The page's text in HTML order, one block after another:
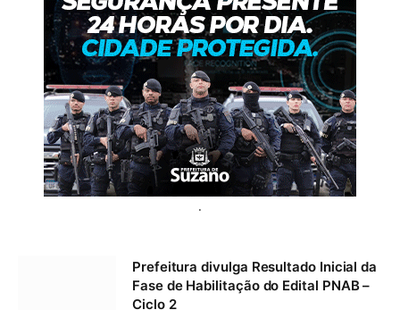
.
Prefeitura divulga Resultado Inicial da
Fase de Habilitação do Edital PNAB –
Ciclo 2